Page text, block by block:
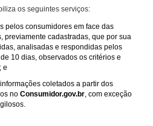
os seguintes serviços:
pelos consumidores em face das
previamente cadastradas, que por sua
analisadas e respondidas pelos
10 dias, observados os critérios e
e
coletados a partir dos
no Consumidor.gov.br , com exceção